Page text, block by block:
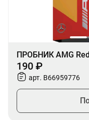
ПРОБНИК AMG
190 ₽
арт. B66959776